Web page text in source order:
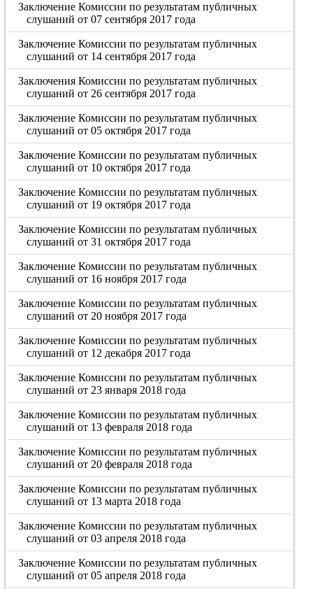
Заключение Комиссии по результатам публичных
слушаний от 07 сентября 2017 года
Заключение Комиссии по результатам публичных
слушаний от 14 сентября 2017 года
Заключения Комиссии по результатам публичных
слушаний от 26 сентября 2017 года
Заключение Комиссии по результатам публичных
слушаний от 05 октября 2017 года
Заключение Комиссии по результатам публичных
слушаний от 10 октября 2017 года
Заключение Комиссии по результатам публичных
слушаний от 19 октября 2017 года
Заключение Комиссии по результатам публичных
слушаний от 31 октября 2017 года
Заключение Комиссии по результатам публичных
слушаний от 16 ноября 2017 года
Заключение Комиссии по результатам публичных
слушаний от 20 ноября 2017 года
Заключение Комиссии по результатам публичных
слушаний от 12 декабря 2017 года
Заключение Комиссии по результатам публичных
слушаний от 23 января 2018 года
Заключение Комиссии по результатам публичных
слушаний от 13 февраля 2018 года
Заключение Комиссии по результатам публичных
слушаний от 20 февраля 2018 года
Заключение Комиссии по результатам публичных
слушаний от 13 марта 2018 года
Заключение Комиссии по результатам публичных
слушаний от 03 апреля 2018 года
Заключение Комиссии по результатам публичных
слушаний от 05 апреля 2018 года